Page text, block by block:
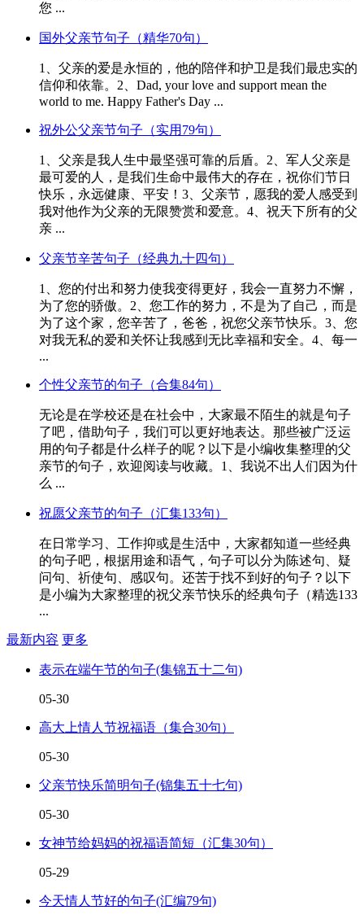
您 ...
国外父亲节句子（精华70句）
1、父亲的爱是永恒的，他的陪伴和护卫是我们最忠实的
信仰和依靠。2、Dad, your love and support mean the
world to me. Happy Father's Day ...
祝外公父亲节句子（实用79句）
1、父亲是我人生中最坚强可靠的后盾。2、军人父亲是
最可爱的人，是我们生命中最伟大的存在，祝你们节日
快乐，永远健康、平安！3、父亲节，愿我的爱人感受到
我对他作为父亲的无限赞赏和爱意。4、祝天下所有的父
亲 ...
父亲节辛苦句子（经典九十四句）
1、您的付出和努力使我变得更好，我会一直努力不懈，
为了您的骄傲。2、您工作的努力，不是为了自己，而是
为了这个家，您辛苦了，爸爸，祝您父亲节快乐。3、您
对我无私的爱和关怀让我感到无比幸福和安全。4、每一
...
个性父亲节的句子（合集84句）
无论是在学校还是在社会中，大家最不陌生的就是句子
了吧，借助句子，我们可以更好地表达。那些被广泛运
用的句子都是什么样子的呢？以下是小编收集整理的父
亲节的句子，欢迎阅读与收藏。1、我说不出人们因为什
么 ...
祝愿父亲节的句子（汇集133句）
在日常学习、工作抑或是生活中，大家都知道一些经典
的句子吧，根据用途和语气，句子可以分为陈述句、疑
问句、祈使句、感叹句。还苦于找不到好的句子？以下
是小编为大家整理的祝父亲节快乐的经典句子（精选133
...
最新内容 更多
表示在端午节的句子(集锦五十二句)
05-30
高大上情人节祝福语（集合30句）
05-30
父亲节快乐简明句子(锦集五十七句)
05-30
女神节给妈妈的祝福语简短（汇集30句）
05-29
今天情人节好的句子(汇编79句)